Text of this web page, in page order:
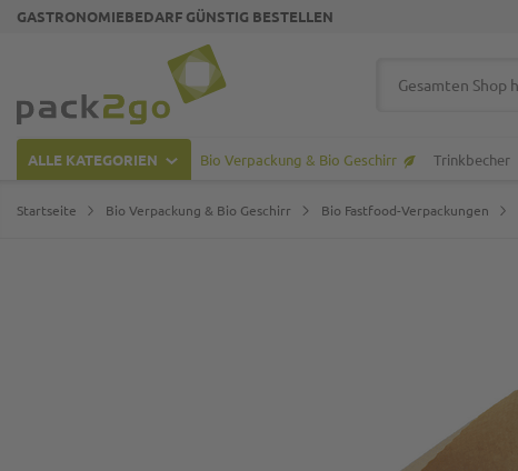
GASTRONOMIEBEDARF GÜNSTIG BESTELLEN
ALLE KATEGORIEN Bio Verpackung & Bio Geschirr Trinkbecher
Startseite Bio Verpackung & Bio Geschirr Bio Fastfood-Verpackungen